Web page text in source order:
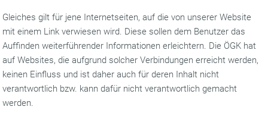
Gleiches gilt für jene Internetseiten, auf die von unserer Website
mit einem Link verwiesen wird. Diese sollen dem Benutzer das
Auffinden weiterführender Informationen erleichtern. Die ÖGK hat
auf Websites, die aufgrund solcher Verbindungen erreicht werden,
keinen Einfluss und ist daher auch für deren Inhalt nicht
verantwortlich bzw. kann dafür nicht verantwortlich gemacht
werden.